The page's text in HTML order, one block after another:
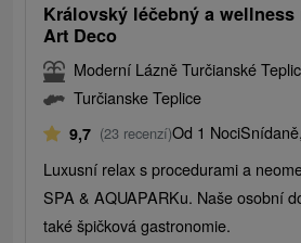
Královský léčebný a wellness
Art Deco
Moderní Lázně Turčianské
Turčianske Teplice
9,7 (23 recenzí)Od 1 Noci
Luxusní relax s procedurami a
SPA & AQUAPARKu. Naše osobní
také špičková gastronomie.